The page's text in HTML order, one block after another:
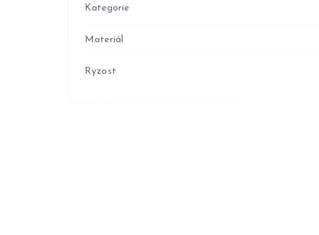
Kategorie
Materiál
Ryzost